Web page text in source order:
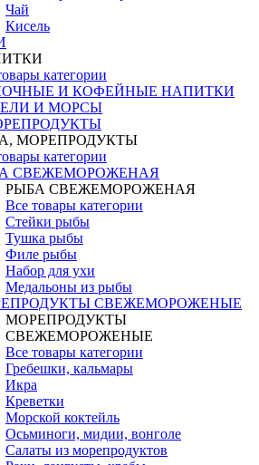
Чай
Кисель
категории
И КОФЕЙНЫЕ НАПИТКИ
И МОРСЫ
МОРЕПРОДУКТЫ
категории
СВЕЖЕМОРОЖЕНАЯ
РЫБА СВЕЖЕМОРОЖЕНАЯ
Все товары категории
Стейки рыбы
Тушка рыбы
Филе рыбы
Набор для ухи
Медальоны из рыбы
СВЕЖЕМОРОЖЕНЫЕ
МОРЕПРОДУКТЫ
СВЕЖЕМОРОЖЕНЫЕ
Все товары категории
Гребешки, кальмары
Икра
Креветки
Морской коктейль
Осьминоги, мидии, вонголе
Салаты из морепродуктов